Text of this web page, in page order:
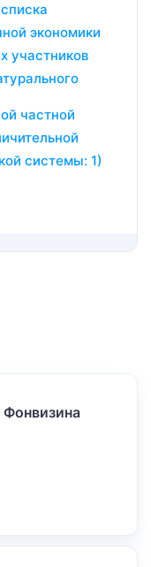
экономики
участников
частной
системы: 1)
Фонвизина